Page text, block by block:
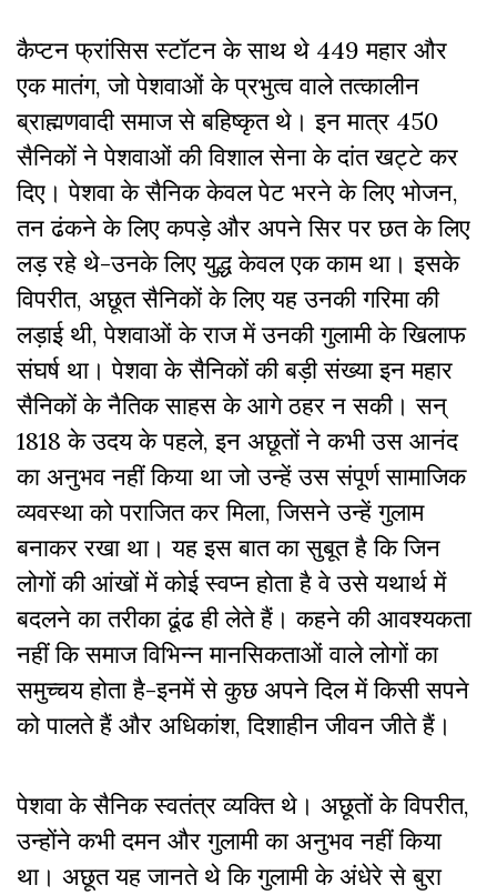
कैप्टन फ्रांसिस स्टॉटन के साथ थे 449 महार और
एक मातंग, जो पेशवाओं के प्रभुत्व वाले तत्कालीन
ब्राह्मणवादी समाज से बहिष्कृत थे। इन मात्र 450
सैनिकों ने पेशवाओं की विशाल सेना के दांत खट्टे कर
दिए। पेशवा के सैनिक केवल पेट भरने के लिए भोजन,
तन ढंकने के लिए कपड़े और अपने सिर पर छत के लिए
लड़ रहे थे-उनके लिए युद्ध केवल एक काम था। इसके
विपरीत, अछूत सैनिकों के लिए यह उनकी गरिमा की
लड़ाई थी, पेशवाओं के राज में उनकी गुलामी के खिलाफ
संघर्ष था। पेशवा के सैनिकों की बड़ी संख्या इन महार
सैनिकों के नैतिक साहस के आगे ठहर न सकी। सन्
1818 के उदय के पहले, इन अछूतों ने कभी उस आनंद
का अनुभव नहीं किया था जो उन्हें उस संपूर्ण सामाजिक
व्यवस्था को पराजित कर मिला, जिसने उन्हें गुलाम
बनाकर रखा था। यह इस बात का सुबूत है कि जिन
लोगों की आंखों में कोई स्वप्न होता है वे उसे यथार्थ में
बदलने का तरीका ढूंढ ही लेते हैं। कहने की आवश्यकता
नहीं कि समाज विभिन्न मानसिकताओं वाले लोगों का
समुच्चय होता है-इनमें से कुछ अपने दिल में किसी सपने
को पालते हैं और अधिकांश, दिशाहीन जीवन जीते हैं।
पेशवा के सैनिक स्वतंत्र व्यक्ति थे। अछूतों के विपरीत,
उन्होंने कभी दमन और गुलामी का अनुभव नहीं किया
था। अछूत यह जानते थे कि गुलामी के अंधेरे से बुरा